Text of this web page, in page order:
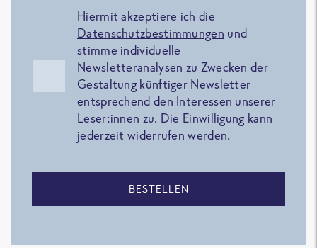
Hiermit akzeptiere ich die
Datenschutzbestimmungen und
stimme individuelle
Newsletteranalysen zu Zwecken der
Gestaltung künftiger Newsletter
entsprechend den Interessen unserer
Leser:innen zu. Die Einwilligung kann
jederzeit widerrufen werden.
BESTELLEN